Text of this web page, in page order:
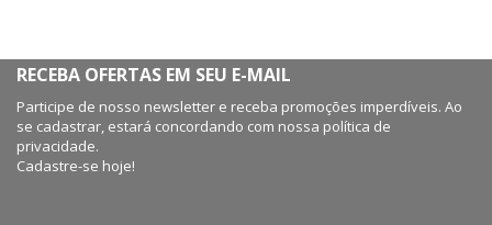
RECEBA OFERTAS EM SEU E-MAIL
Participe de nosso newsletter e receba promoções imperdíveis. Ao
se cadastrar, estará concordando com nossa política de
privacidade.
Cadastre-se hoje!